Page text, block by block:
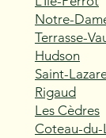
Notre-
Terrasse-
Hudson
Saint-
Rigaud
Les Cèdres
Coteau-du-